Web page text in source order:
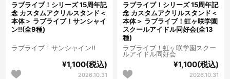
ラブライブ！シリーズ 15周年記
念 カスタムアクリルスタンド＜
本体＞ ラブライブ！サンシャイ
ン!!(全9種)
ラブライブ！サンシャイン!!
¥1,100(税込)
2026.10.31
ラブライブ！シリーズ 15周年記
念 カスタムアクリルスタンド＜
本体＞ ラブライブ！虹ヶ咲学園
スクールアイドル同好会(全13
種)
ラブライブ！虹ヶ咲学園スクー
ルアイドル同好会
¥1,100(税込)
2026.10.31